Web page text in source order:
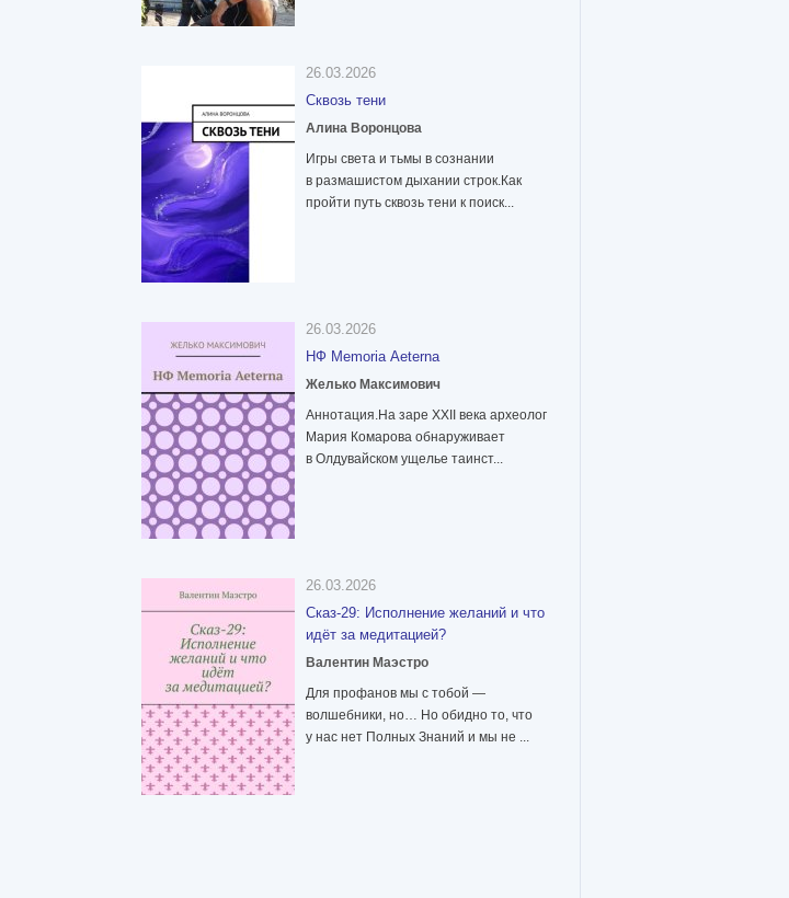
26.03.2026
Сквозь тени
Алина Воронцова
Игры света и тьмы в сознании
в размашистом дыхании строк.Как
пройти путь сквозь тени к поиск...
26.03.2026
НФ Memoria Aeterna
Желько Максимович
Аннотация.На заре XXII века археолог
Мария Комарова обнаруживает
в Олдувайском ущелье таинст...
26.03.2026
Сказ-29: Исполнение желаний и что
идёт за медитацией?
Валентин Маэстро
Для профанов мы с тобой —
волшебники, но… Но обидно то, что
у нас нет Полных Знаний и мы не ...